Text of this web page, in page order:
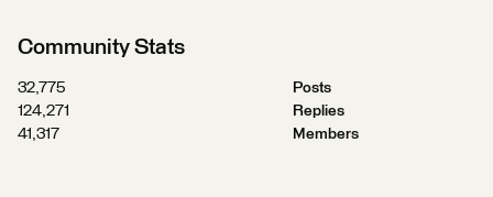
Community Stats
32,775
Posts
124,271
Replies
41,317
Members